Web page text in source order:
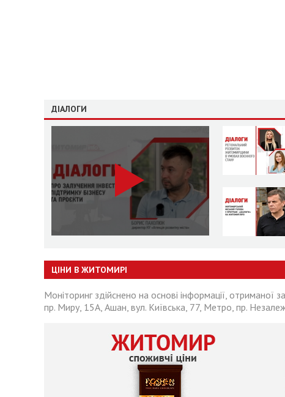
ДІАЛОГИ
ЦІНИ В ЖИТОМИРІ
Моніторинг здійснено на основі інформації,
пр. Миру, 15А, Ашан, вул. Київська, 77, Метро, пр.